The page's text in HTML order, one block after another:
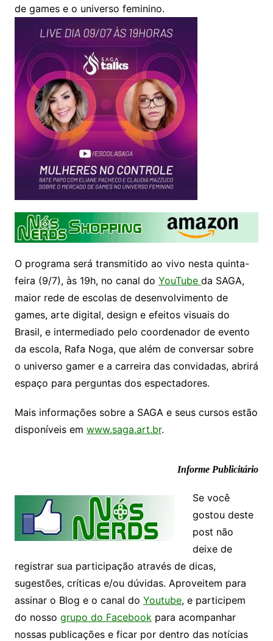
de games e o universo feminino.
O programa será transmitido ao vivo nesta quinta-
feira (9/7), às 19h, no canal do YouTube da SAGA,
maior rede de escolas de desenvolvimento de
games, arte digital, design e efeitos visuais do
Brasil, e intermediado pelo coordenador de evento
da escola, Rafa Noga, que além de conversar sobre
o universo gamer e a carreira das convidadas, abrirá
espaço para perguntas dos espectadores.
Mais informações sobre a SAGA e seus cursos estão
disponíveis em www.saga.art.br.
Informe Publicitário
Se você
gostou deste
post não
deixe de
registrar sua participação através de dicas,
sugestões, críticas e/ou dúvidas. Aproveitem para
assinar o Blog e o canal do Youtube, e participem
do nosso grupo do Facebook para acompanhar
nossas publicações e ficar por dentro das notícias